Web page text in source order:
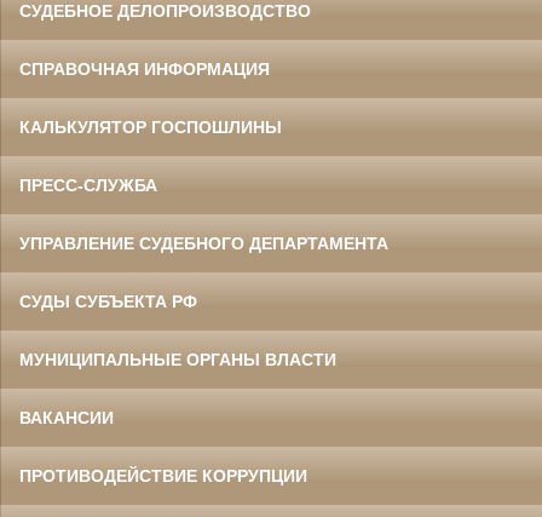
СУДЕБНОЕ ДЕЛОПРОИЗВОДСТВО
СПРАВОЧНАЯ ИНФОРМАЦИЯ
КАЛЬКУЛЯТОР ГОСПОШЛИНЫ
ПРЕСС-СЛУЖБА
УПРАВЛЕНИЕ СУДЕБНОГО ДЕПАРТАМЕНТА
СУДЫ СУБЪЕКТА РФ
МУНИЦИПАЛЬНЫЕ ОРГАНЫ ВЛАСТИ
ВАКАНСИИ
ПРОТИВОДЕЙСТВИЕ КОРРУПЦИИ